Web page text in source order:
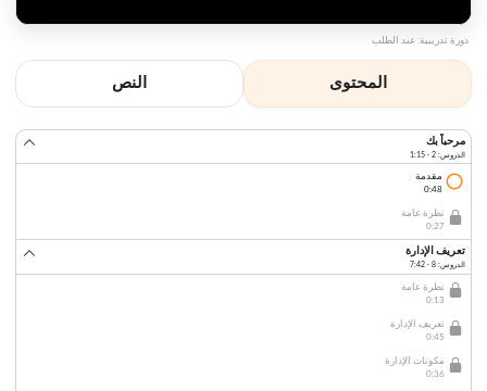
دورة تدريبية: عند الطلب
المحتوى النص
مرحباً بك
الدروس: 2 · 1:15
مقدمة
0:48
نظرة عامة
0:27
تعريف الإدارة
الدروس: 8 · 7:42
نظرة عامة
0:13
تعريف الإدارة
0:45
مكونات الإدارة
0:36